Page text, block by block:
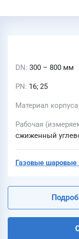
DN 300 – 800 мм
PN 16; 25
Материал корпуса
Рабочая
сжиженный
Газовые шаровые